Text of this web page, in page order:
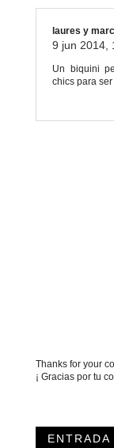
laures y marc
9 jun 2014,
Un biquini
chics para
Thanks for your
¡ Gracias por tu